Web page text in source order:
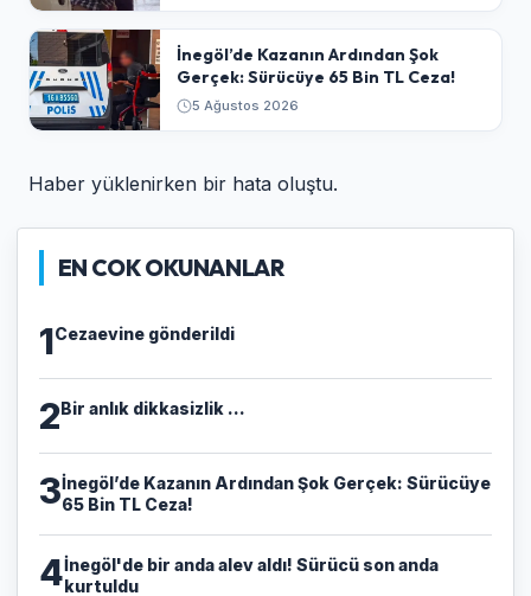
​İnegöl’de Kazanın Ardından Şok
Gerçek: Sürücüye 65 Bin TL Ceza!
5 Ağustos 2026
Haber yüklenirken bir hata oluştu.
EN COK OKUNANLAR
1Cezaevine gönderildi
2Bir anlık dikkasizlik ...
3​İnegöl’de Kazanın Ardından Şok Gerçek: Sürücüye
65 Bin TL Ceza!
4İnegöl'de bir anda alev aldı! Sürücü son anda
kurtuldu